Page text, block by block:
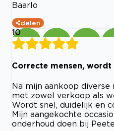
Baarlo
delen
10
Correcte mensen,
Na mijn aankoop
met zowel verkoop als
Wordt snel, duidelijk en
Mijn aangekochte
onderhoud doen bij